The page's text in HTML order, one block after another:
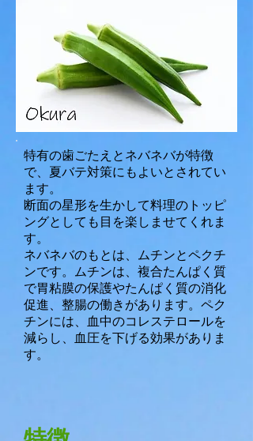
特有の歯ごたえとネバネバが特徴
で、夏バテ対策にもよいとされてい
ます。
断面の星形を生かして料理のトッピ
ングとしても目を楽しませてくれま
す。
ネバネバのもとは、ムチンとペクチ
ンです。ムチンは、複合たんぱく質
で胃粘膜の保護やたんぱく質の消化
促進、整腸の働きがあります。ペク
チンには、血中のコレステロールを
減らし、血圧を下げる効果がありま
す。